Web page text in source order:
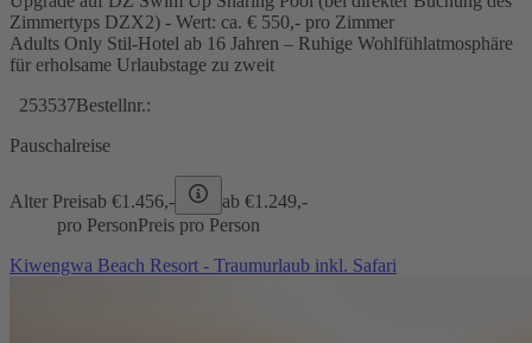
Zimmertyps DZX2) - Wert: ca. € 550,- pro Zimmer
Adults Only Stil-Hotel ab 16 Jahren – Ruhige Wohlfühlatmosphäre
für erholsame Urlaubstage zu zweit
253537Bestellnr.:
Pauschalreise
Alter Preisab €1.456,- ab €1.249,-
pro PersonPreis pro Person
Kiwengwa Beach Resort - Traumurlaub inkl. Safari